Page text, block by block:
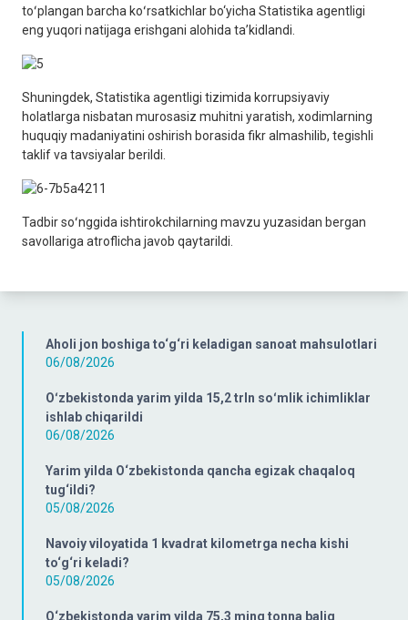
Aholi jon boshiga to‘g‘ri keladigan sanoat mahsulotlari
06/08/2026
Oʻzbekistonda yarim yilda 15,2 trln soʻmlik ichimliklar
ishlab chiqarildi
06/08/2026
Yarim yilda O‘zbekistonda qancha egizak chaqaloq
tug‘ildi?
05/08/2026
Navoiy viloyatida 1 kvadrat kilometrga necha kishi
to‘g‘ri keladi?
05/08/2026
O‘zbekistonda yarim yilda 75,3 ming tonna baliq
toʻplangan barcha koʻrsatkichlar bo‘yicha Statistika agentligi
eng yuqori natijaga erishgani alohida ta’kidlandi.
Shuningdek, Statistika agentligi tizimida korrupsiyaviy
holatlarga nisbatan murosasiz muhitni yaratish, xodimlarning
huquqiy madaniyatini oshirish borasida fikr almashilib, tegishli
taklif va tavsiyalar berildi.
Tadbir soʻnggida ishtirokchilarning mavzu yuzasidan bergan
savollariga atroflicha javob qaytarildi.